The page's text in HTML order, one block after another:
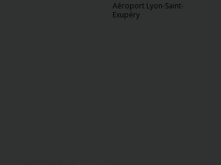
Aéroport Lyon-Saint-
Exupéry